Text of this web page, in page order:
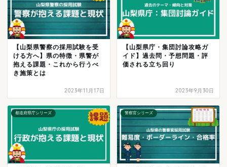
【山梨県警察の採用試験を受
ける方へ】県の特徴・県警が
抱える課題・これから行うべ
き施策とは
2023年11月17日
【山梨県庁・集団討論攻略ガ
イド】過去問・予想問題・評
価される立ち回り
2023年9月30日
都道府県庁シリーズ 警察官シリーズ